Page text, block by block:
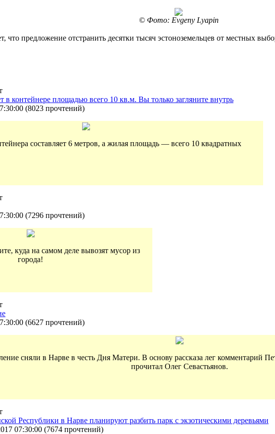
© Фото: Evgeny Lyapin
что предложение отстранить десятки тысяч эстоноземельцев от местных
контейнере площадью всего 10 кв.м. Вы только загляните внутрь
(8023 прочтений)
составляет 6 метров, а жилая площадь — всего 10 квадратных
(7296 прочтений)
куда на самом деле вывозят мусор из
города!
(6627 прочтений)
сняли в Нарве в честь Дня Матери. В основу рассказа лег комментарий
прочитал Олег Севастьянов.
Республики в Нарве планируют разбить парк с экзотическими деревьями
07:30:00 (7674 прочтений)